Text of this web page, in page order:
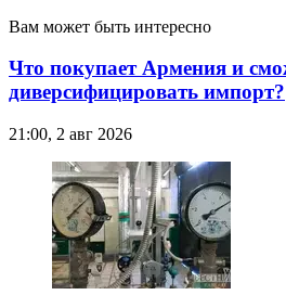
Вам может быть интересно
Что покупает Армения и
диверсифицировать импорт?
21:00, 2 авг 2026